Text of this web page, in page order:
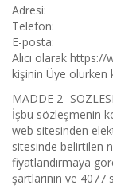
Adresi:
Telefon:
E-posta:
Alıcı olarak
kişinin Üye olurken
MADDE 2-
İşbu sözleşmenin
web sitesinden
sitesinde belirtilen
fiyatlandırmaya
şartlarının ve 4077